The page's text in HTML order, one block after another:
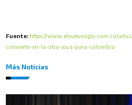
Fuente: https://www.elnuevosiglo.com.co/
convierte-en-la-otra-joya-para-colombia
Más Noticias